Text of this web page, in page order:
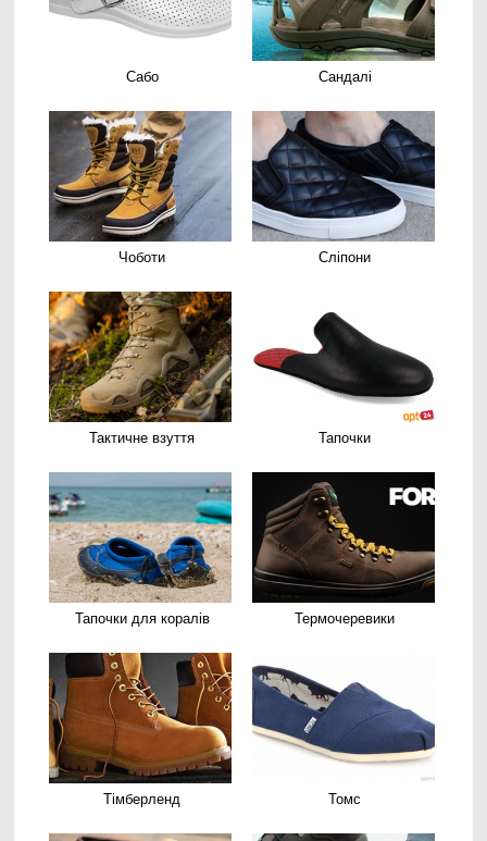
Сабо Сандалі
Чоботи Сліпони
Тактичне взуття Тапочки
Тапочки для коралів Термочеревики
Тімберленд Томс